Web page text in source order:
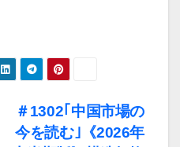
＃1302｢中国市場の
今を読む｣《2026年